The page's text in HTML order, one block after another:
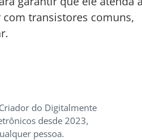
transistores comuns,
do Digitalmente
desde 2023,
pessoa.